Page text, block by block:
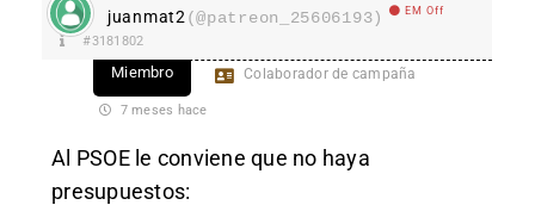
juanmat2 (@patreon_25606193) EM Off
#3181802
Miembro Colaborador de campaña
7 meses hace
Al PSOE le conviene que no haya
presupuestos: